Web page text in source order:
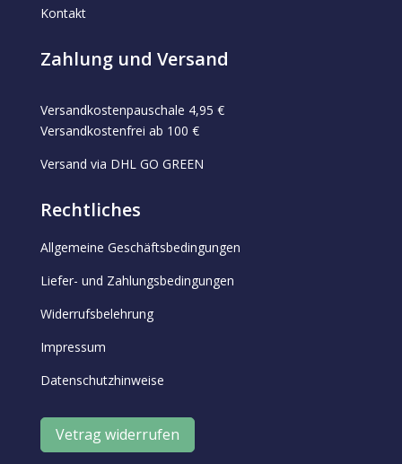
Kontakt
Zahlung und Versand
Versandkostenpauschale 4,95 €
Versandkostenfrei ab 100 €
Versand via DHL GO GREEN
Rechtliches
Allgemeine Geschäftsbedingungen
Liefer- und Zahlungsbedingungen
Widerrufsbelehrung
Impressum
Datenschutzhinweise
Vetrag widerrufen